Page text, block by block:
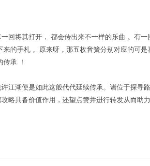
回将其打开， 都会传出来不一样的乐曲 。有
的手札 。原来呀，那五枚音簧分别对应的可
承 ！
江湖便是如此这般代代延续传承。诸位于探寻
略具备价值作用，还望点赞并进行转发从而助